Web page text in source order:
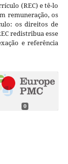
(REC) e tê-lo
remuneração, os
os direitos de
redistribua esse
e referência
0